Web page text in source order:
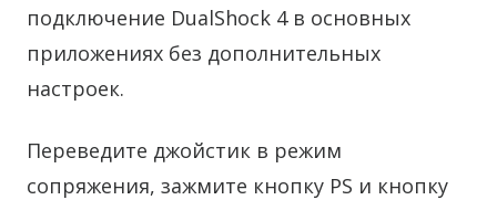
подключение DualShock 4 в основных
приложениях без дополнительных
настроек.
Переведите джойстик в режим
сопряжения, зажмите кнопку PS и кнопку